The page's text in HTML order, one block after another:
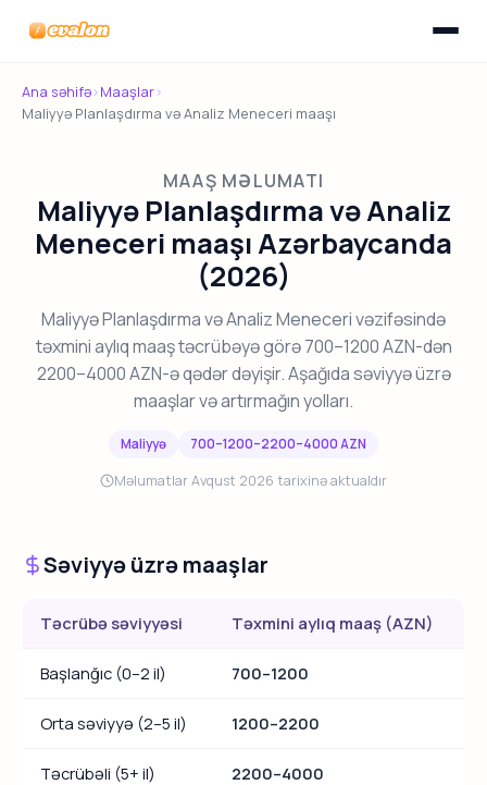
Evalon
Ana səhifə›Maaşlar›
Maliyyə Planlaşdırma və Analiz Meneceri maaşı
MAAŞ MƏLUMATI
Maliyyə Planlaşdırma və Analiz
Meneceri maaşı Azərbaycanda
(2026)
Maliyyə Planlaşdırma və Analiz Meneceri vəzifəsində
təxmini aylıq maaş təcrübəyə görə 700–1200 AZN-dən
2200–4000 AZN-ə qədər dəyişir. Aşağıda səviyyə üzrə
maaşlar və artırmağın yolları.
Maliyyə
700–1200–2200–4000 AZN
Məlumatlar Avqust 2026 tarixinə aktualdır
Səviyyə üzrə maaşlar
Təcrübə səviyyəsi Təxmini aylıq maaş (AZN)
Başlanğıc (0–2 il) 700–1200
Orta səviyyə (2–5 il) 1200–2200
Təcrübəli (5+ il) 2200–4000